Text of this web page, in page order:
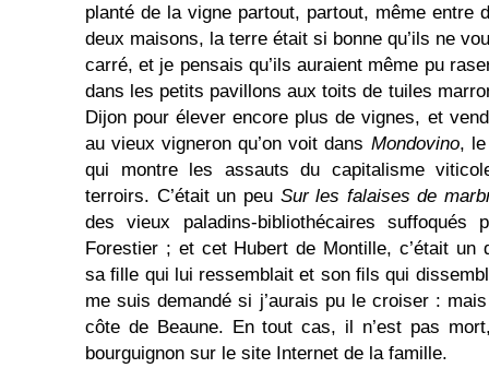
planté de la vigne partout, partout, même entre
deux maisons, la terre était si bonne qu’ils ne
carré, et je pensais qu’ils auraient même pu
dans les petits pavillons aux toits de tuiles
Dijon pour élever encore plus de vignes, et
au vieux vigneron qu’on voit dans Mondovino, le
qui montre les assauts du capitalisme
terroirs. C’était un peu Sur les falaises de
des vieux paladins-bibliothécaires
Forestier ; et cet Hubert de Montille, c’était un
sa ﬁlle qui lui ressemblait et son ﬁls qui
me suis demandé si j’aurais pu le croiser :
côte de Beaune. En tout cas, il n’est pas
bourguignon sur le site Internet de la famille.